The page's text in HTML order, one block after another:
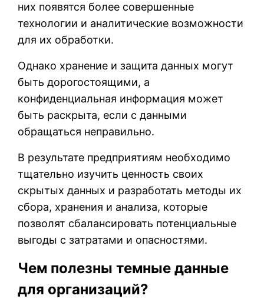
них появятся более совершенные
технологии и аналитические возможности
для их обработки.
Однако хранение и защита данных могут
быть дорогостоящими, а
конфиденциальная информация может
быть раскрыта, если с данными
обращаться неправильно.
В результате предприятиям необходимо
тщательно изучить ценность своих
скрытых данных и разработать методы их
сбора, хранения и анализа, которые
позволят сбалансировать потенциальные
выгоды с затратами и опасностями.
Чем полезны темные данные
для организаций?